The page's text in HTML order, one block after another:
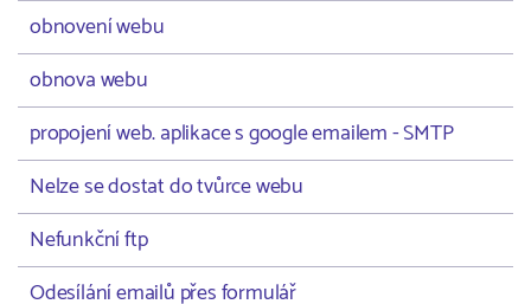
obnovení webu
obnova webu
propojení web. aplikace s google emailem - SMTP
Nelze se dostat do tvůrce webu
Nefunkční ftp
Odesílání emailů přes formulář